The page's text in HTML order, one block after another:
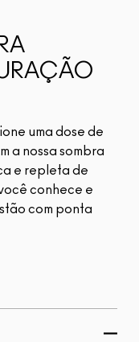
uma dose de
a nossa sombra
e repleta de
conhece e
com ponta